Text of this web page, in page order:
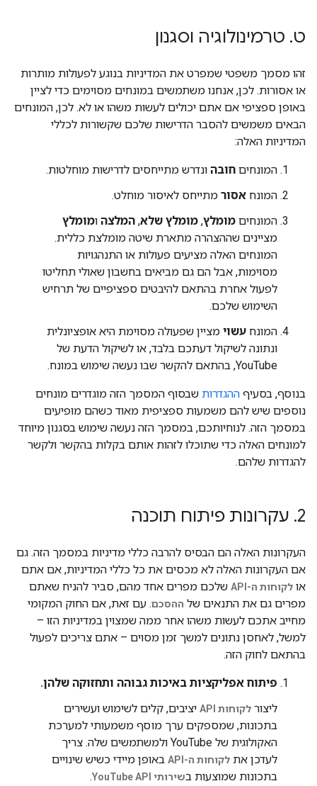
ט. טרמינולוגיה וסגנון
זהו מסמך משפטי שמפרט את המדיניות בנוגע לפעולות מותרות
או אסורות. לכן, אנחנו משתמשים במונחים מסוימים כדי לציין
באופן ספציפי אם אתם יכולים לעשות משהו או לא. לכן, המונחים
הבאים משמשים להסבר הדרישות שלכם שקשורות לכללי
המדיניות האלה:
המונחים חובה ונדרש מתייחסים לדרישות מוחלטות.
המונח אסור מתייחס לאיסור מוחלט.
המונחים מומלץ, מומלץ שלא, המלצה ומומלץ
מציינים שההצהרה מתארת שיטה מומלצת כללית.
המונחים האלה מציעים פעולות או התנהגויות
מסוימות, אבל הם גם מביאים בחשבון שאולי תחליטו
לפעול אחרת בהתאם להיבטים ספציפיים של תרחיש
השימוש שלכם.
המונח עשוי מציין שפעולה מסוימת היא אופציונלית
ונתונה לשיקול דעתכם בלבד, או לשיקול הדעת של
YouTube, בהתאם להקשר שבו נעשה שימוש במונח.
בנוסף, בסעיף ההגדרות שבסוף המסמך הזה מוגדרים מונחים
נוספים שיש להם משמעות ספציפית מאוד כשהם מופיעים
במסמך הזה. לנוחיותכם, במסמך הזה נעשה שימוש בסגנון מיוחד
למונחים האלה כדי שתוכלו לזהות אותם בקלות בהקשר ולקשר
להגדרות שלהם.
2
. עקרונות פיתוח תוכנה
העקרונות האלה הם הבסיס להרבה כללי מדיניות במסמך הזה. גם
אם העקרונות האלה לא מכסים את כל כללי המדיניות, אם אתם
או לקוחות ה-API
שלכם מפרים אחד מהם, סביר להניח שאתם
מפרים גם את התנאים של ההסכם. עם זאת, אם החוק המקומי
מחייב אתכם לעשות משהו אחר ממה שמצוין במדיניות הזו –
למשל, לאחסן נתונים למשך זמן מסוים – אתם צריכים לפעול
בהתאם לחוק הזה.
פיתוח אפליקציות באיכות גבוהה ותחזוקה שלהן.
ליצור לקוחות API
יציבים, קלים לשימוש ועשירים
בתכונות, שמספקים ערך מוסף משמעותי למערכת
האקולוגית של YouTube ולמשתמשים שלה. צריך
לעדכן את לקוחות ה-API
באופן מיידי כשיש שינויים
בתכונות שמוצעות בשירותי YouTube API
.